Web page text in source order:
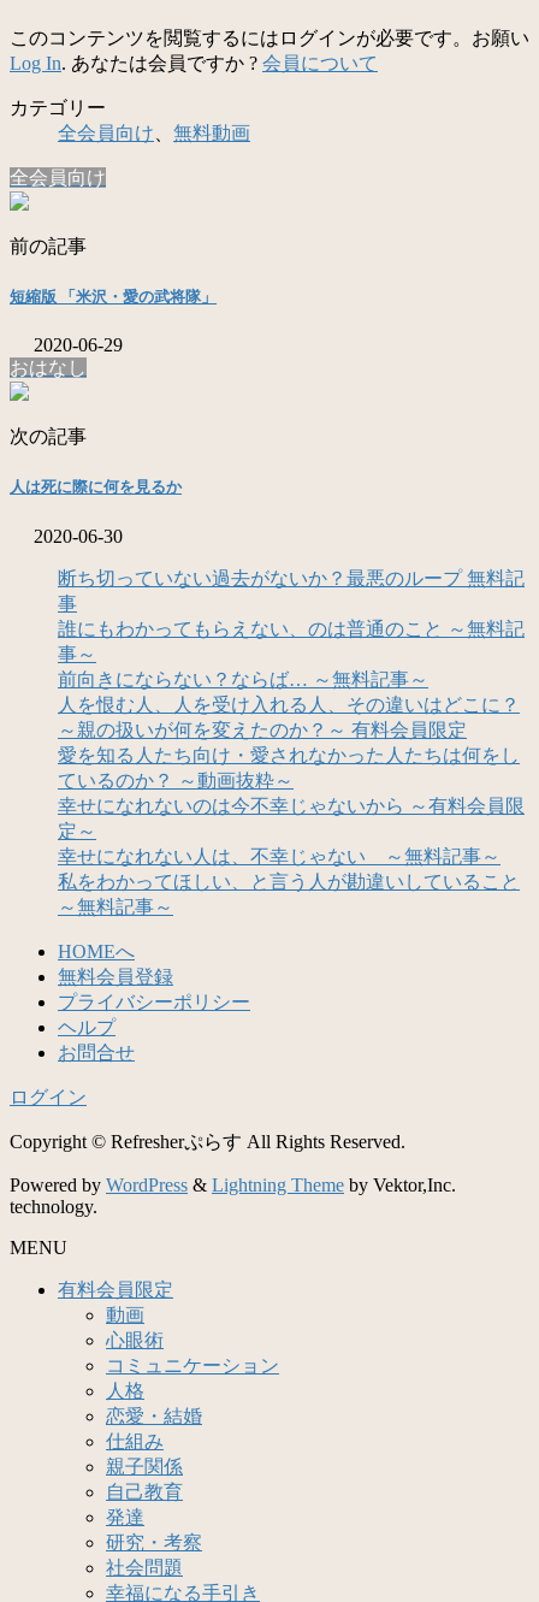
このコンテンツを閲覧するにはログインが必要です。お願い
Log In. あなたは会員ですか ? 会員について
カテゴリー
全会員向け
無料動画
全会員向け
前の記事
短縮版 「米沢・愛の武将隊」
2020-06-29
おはなし
次の記事
人は死に際に何を見るか
2020-06-30
断ち切っていない過去がないか？最悪のループ 無料記
事
誰にもわかってもらえない、のは普通のこと ～無料記
事～
前向きにならない？ならば… ～無料記事～
人を恨む人、人を受け入れる人、その違いはどこに？
～親の扱いが何を変えたのか？～ 有料会員限定
愛を知る人たち向け・愛されなかった人たちは何をし
ているのか？ ～動画抜粋～
幸せになれないのは今不幸じゃないから ～有料会員限
定～
幸せになれない人は、不幸じゃない ～無料記事～
私をわかってほしい、と言う人が勘違いしていること
～無料記事～
HOMEへ
無料会員登録
プライバシーポリシー
ヘルプ
お問合せ
ログイン
Copyright © Refresherぷらす All Rights Reserved.
Powered by WordPress & Lightning Theme by Vektor,Inc.
technology.
MENU
有料会員限定
動画
心眼術
コミュニケーション
人格
恋愛・結婚
仕組み
親子関係
自己教育
発達
研究・考察
社会問題
幸福になる手引き